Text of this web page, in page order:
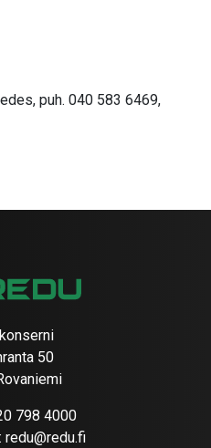
puh. 040 583 6469,
50
798 4000
redu@redu.fi